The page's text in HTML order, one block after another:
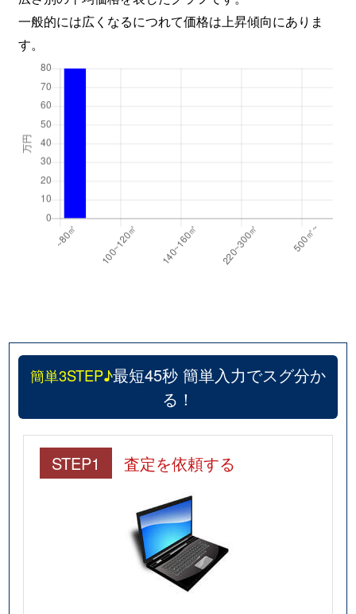
一般的には広くなるにつれて価格は上昇傾向にありま
す。
簡単3STEP♪最短45秒 簡単入力でスグ分か
る！
STEP1 査定を依頼する